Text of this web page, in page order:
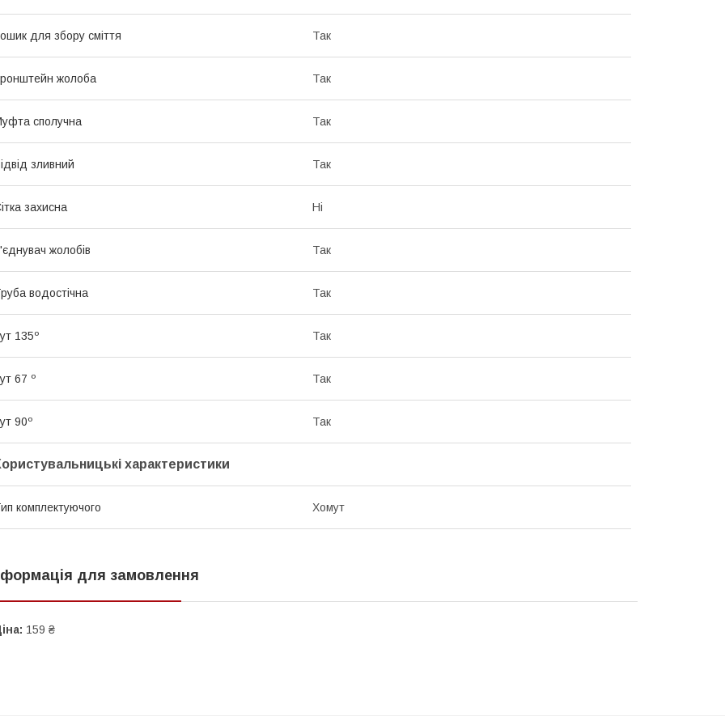
для збору сміття Так
жолоба Так
сполучна Так
зливний Так
захисна Ні
жолобів Так
водостічна Так
135º Так
67 º Так
90º Так
характеристики
комплектуючого Хомут
для замовлення
159 ₴